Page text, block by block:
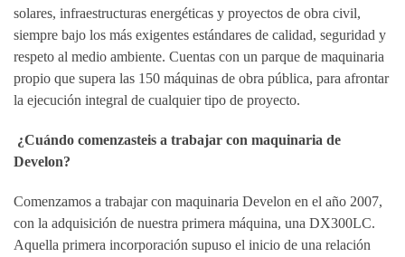
solares, infraestructuras energéticas y proyectos de obra civil,
siempre bajo los más exigentes estándares de calidad, seguridad y
respeto al medio ambiente. Cuentas con un parque de maquinaria
propio que supera las 150 máquinas de obra pública, para afrontar
la ejecución integral de cualquier tipo de proyecto.
¿Cuándo comenzasteis a trabajar con maquinaria de
Develon?
Comenzamos a trabajar con maquinaria Develon en el año 2007,
con la adquisición de nuestra primera máquina, una DX300LC.
Aquella primera incorporación supuso el inicio de una relación